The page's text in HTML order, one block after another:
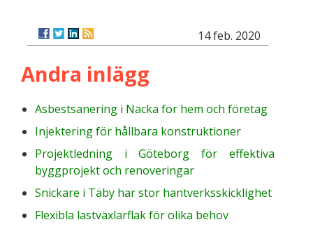
14 feb. 2020
Andra inlägg
Asbestsanering i Nacka för hem och företag
Injektering för hållbara konstruktioner
Projektledning i Göteborg för effektiva
byggprojekt och renoveringar
Snickare i Täby har stor hantverksskicklighet
Flexibla lastväxlarflak för olika behov